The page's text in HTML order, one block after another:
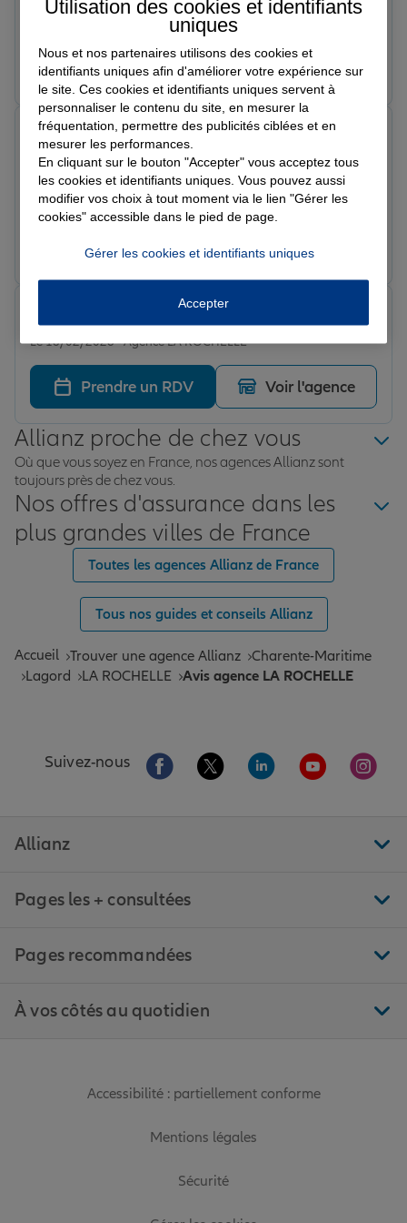
professionnalisme et son accompagnement. Je
recommande fortement cette agence.
Prendre un RDV Voir l'agence
Note de 5 sur 5
Le 25/02/2026 - Agence LA ROCHELLE
Un accueil chaleureux suivi d'un entretien qui a
répondu à toutes mes attentes plutôt à toutes mes
questions.
marie p.
Prendre un RDV Voir l'agence
Note de 5 sur 5
Le 18/02/2026 - Agence LA ROCHELLE
Prendre un RDV Voir l'agence
Allianz proche de chez vous
Où que vous soyez en France, nos agences Allianz sont
toujours près de chez vous.
Nos offres d'assurance dans les
plus grandes villes de France
Toutes les agences Allianz de France
Tous nos guides et conseils Allianz
Accueil Trouver une agence Allianz Charente-Maritime
Lagord
LA ROCHELLE Avis agence LA ROCHELLE
Suivez-nous Aller sur la page Facebook de Allianz
Aller sur la page Twitter de
Aller sur la page
Aller sur la
Aller
Allianz
Pages les + consultées
Pages recommandées
À vos côtés au quotidien
Accessibilité : partiellement conforme
Mentions légales
Sécurité
Utilisation des cookies et identifiants
uniques
Nous et nos partenaires utilisons des cookies et
identifiants uniques afin d'améliorer votre expérience sur
le site. Ces cookies et identifiants uniques servent à
personnaliser le contenu du site, en mesurer la
fréquentation, permettre des publicités ciblées et en
mesurer les performances.
En cliquant sur le bouton "Accepter" vous acceptez tous
les cookies et identifiants uniques. Vous pouvez aussi
modifier vos choix à tout moment via le lien "Gérer les
cookies" accessible dans le pied de page.
Gérer les cookies et identifiants uniques
Accepter